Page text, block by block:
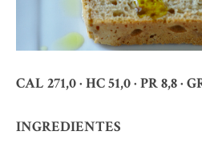
CAL 271,0 · HC 51,0 · PR 8,8 ·
INGREDIENTES